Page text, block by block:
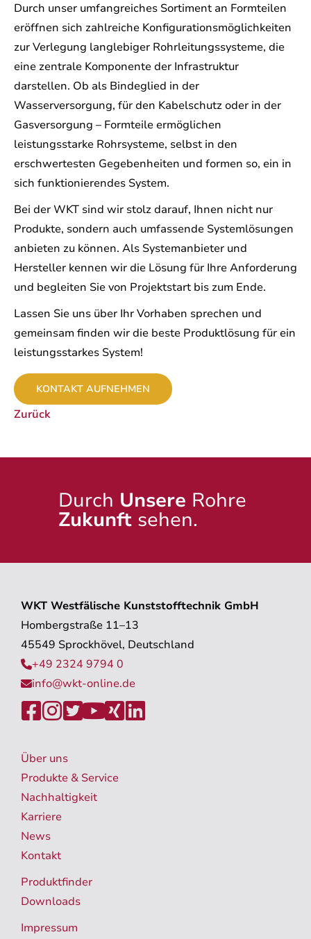
Durch unser umfangreiches Sortiment an Formteilen
eröffnen sich zahlreiche Konfigurationsmöglichkeiten
zur Verlegung langlebiger Rohrleitungssysteme, die
eine zentrale Komponente der Infrastruktur
darstellen. Ob als Bindeglied in der
Wasserversorgung, für den Kabelschutz oder in der
Gasversorgung – Formteile ermöglichen
leistungsstarke Rohrsysteme, selbst in den
erschwertesten Gegebenheiten und formen so, ein in
sich funktionierendes System.
Bei der WKT sind wir stolz darauf, Ihnen nicht nur
Produkte, sondern auch umfassende Systemlösungen
anbieten zu können. Als Systemanbieter und
Hersteller kennen wir die Lösung für Ihre Anforderung
und begleiten Sie von Projektstart bis zum Ende.
Lassen Sie uns über Ihr Vorhaben sprechen und
gemeinsam finden wir die beste Produktlösung für ein
leistungsstarkes System!
KONTAKT AUFNEHMEN
Zurück
Durch Unsere Rohre
Zukunft sehen.
WKT Westfälische Kunststofftechnik GmbH
Hombergstraße 11–13
45549 Sprockhövel, Deutschland
+49 2324 9794 0
info@wkt-online.de
  
Über uns
Produkte & Service
Nachhaltigkeit
Karriere
News
Kontakt
Produktfinder
Downloads
Impressum